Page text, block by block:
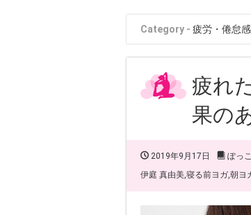
Category - 疲労・倦怠感
疲れ
果の
2019年9月17日 ぽっ
伊庭 真由美,寝る前ヨガ,朝ヨ